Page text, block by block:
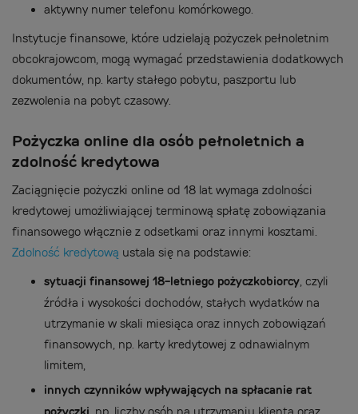
aktywny numer telefonu komórkowego.
Instytucje finansowe, które udzielają pożyczek pełnoletnim
obcokrajowcom, mogą wymagać przedstawienia dodatkowych
dokumentów, np. karty stałego pobytu, paszportu lub
zezwolenia na pobyt czasowy.
Pożyczka online dla osób pełnoletnich a
zdolność kredytowa
Zaciągnięcie pożyczki online od 18 lat wymaga zdolności
kredytowej umożliwiającej terminową spłatę zobowiązania
finansowego włącznie z odsetkami oraz innymi kosztami.
Zdolność kredytową ustala się na podstawie:
sytuacji finansowej 18-letniego pożyczkobiorcy, czyli
źródła i wysokości dochodów, stałych wydatków na
utrzymanie w skali miesiąca oraz innych zobowiązań
finansowych, np. karty kredytowej z odnawialnym
limitem,
innych czynników wpływających na spłacanie rat